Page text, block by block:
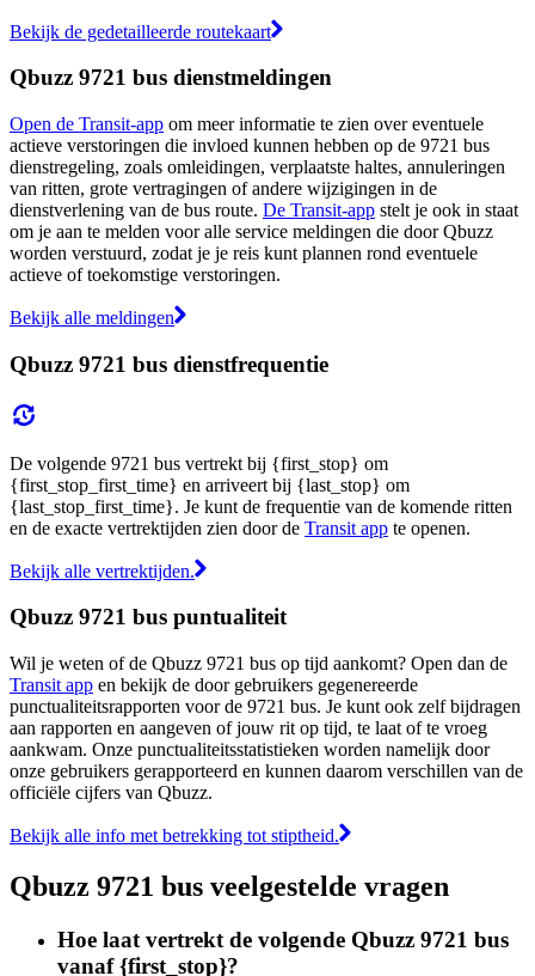
Bekijk de gedetailleerde routekaart
Qbuzz 9721 bus dienstmeldingen
Open de Transit-app om meer informatie te zien over eventuele
actieve verstoringen die invloed kunnen hebben op de 9721 bus
dienstregeling, zoals omleidingen, verplaatste haltes, annuleringen
van ritten, grote vertragingen of andere wijzigingen in de
dienstverlening van de bus route. De Transit-app stelt je ook in staat
om je aan te melden voor alle service meldingen die door Qbuzz
worden verstuurd, zodat je je reis kunt plannen rond eventuele
actieve of toekomstige verstoringen.
Bekijk alle meldingen
Qbuzz 9721 bus dienstfrequentie
De volgende 9721 bus vertrekt bij {first_stop} om
{first_stop_first_time} en arriveert bij {last_stop} om
{last_stop_first_time}. Je kunt de frequentie van de komende ritten
en de exacte vertrektijden zien door de Transit app te openen.
Bekijk alle vertrektijden.
Qbuzz 9721 bus puntualiteit
Wil je weten of de Qbuzz 9721 bus op tijd aankomt? Open dan de
Transit app en bekijk de door gebruikers gegenereerde
punctualiteitsrapporten voor de 9721 bus. Je kunt ook zelf bijdragen
aan rapporten en aangeven of jouw rit op tijd, te laat of te vroeg
aankwam. Onze punctualiteitsstatistieken worden namelijk door
onze gebruikers gerapporteerd en kunnen daarom verschillen van de
officiële cijfers van Qbuzz.
Bekijk alle info met betrekking tot stiptheid.
Qbuzz 9721 bus veelgestelde vragen
Hoe laat vertrekt de volgende Qbuzz 9721 bus
vanaf {first_stop}?